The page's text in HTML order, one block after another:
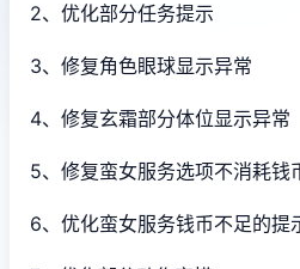
2、优化部分任务提示
3、修复角色眼球显示异常
4、修复玄霜部分体位显示异常
5、修复蛮女服务选项不消耗钱
6、优化蛮女服务钱币不足的提